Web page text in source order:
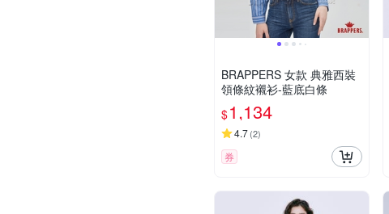
BRAPPERS 女款 典雅西裝
領條紋襯衫-藍底白條
$1,134
4.7(2)
券